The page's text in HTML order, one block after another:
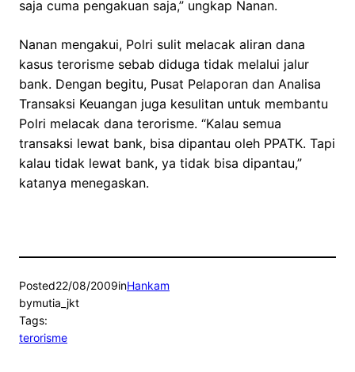
saja cuma pengakuan saja,” ungkap Nanan.
Nanan mengakui, Polri sulit melacak aliran dana
kasus terorisme sebab diduga tidak melalui jalur
bank. Dengan begitu, Pusat Pelaporan dan Analisa
Transaksi Keuangan juga kesulitan untuk membantu
Polri melacak dana terorisme. “Kalau semua
transaksi lewat bank, bisa dipantau oleh PPATK. Tapi
kalau tidak lewat bank, ya tidak bisa dipantau,”
katanya menegaskan.
Posted22/08/2009inHankam
bymutia_jkt
Tags:
terorisme